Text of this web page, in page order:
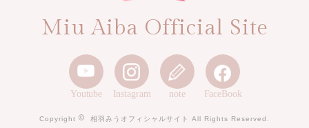
Miu Aiba Official Site
Youtube Instagram note FaceBook
Copyright 相羽みうオフィシャルサイト All Rights Reserved.